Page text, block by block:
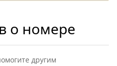
о номере
другим